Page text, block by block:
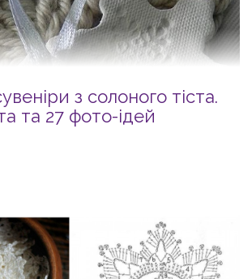
з солоного тіста.
та 27 фото-ідей